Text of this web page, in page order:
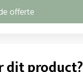
offerte